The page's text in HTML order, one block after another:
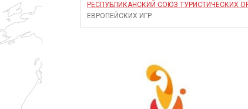
РЕСПУБЛИКАНСКИЙ СОЮЗ ТУРИСТИЧЕСКИХ
ЕВРОПЕЙСКИХ ИГР